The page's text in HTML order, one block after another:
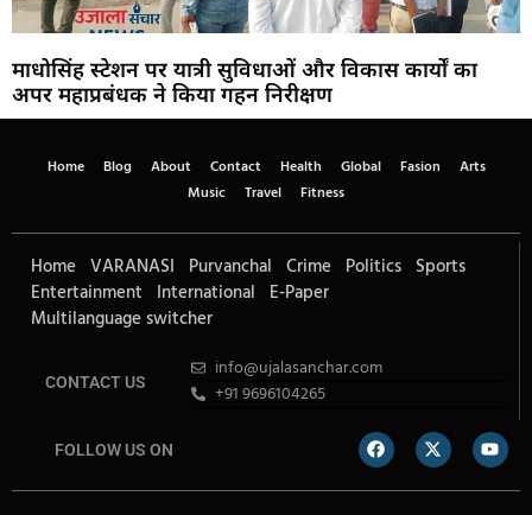
माधोसिंह स्टेशन पर यात्री सुविधाओं और विकास कार्यों का
अपर महाप्रबंधक ने किया गहन निरीक्षण
Home Blog About Contact Health Global Fasion
Arts
Music
Travel Fitness
Home VARANASI Purvanchal Crime Politics Sports
Entertainment International E-Paper
Multilanguage switcher
CONTACT US
info@ujalasanchar.com
+91 9696104265
FOLLOW US ON